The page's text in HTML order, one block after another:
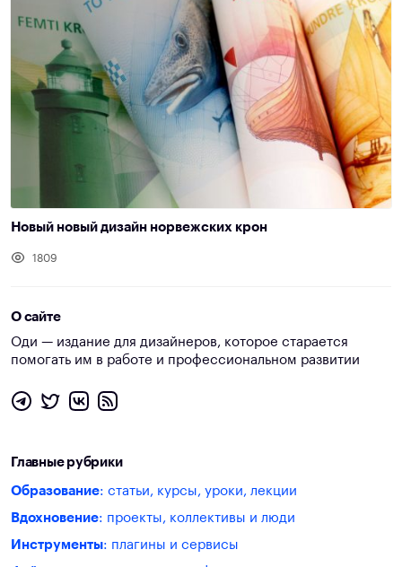
Новый новый дизайн норвежских крон
1809
О сайте
Оди — издание для дизайнеров, которое старается
помогать им в работе и профессиональном развитии
Главные рубрики
Образование: статьи, курсы, уроки, лекции
Вдохновение: проекты, коллективы и люди
Инструменты: плагины и сервисы